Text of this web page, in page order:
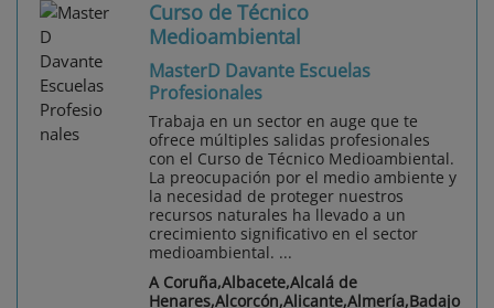
Curso de Técnico
Medioambiental
MasterD Davante Escuelas
Profesionales
Trabaja en un sector en auge que te
ofrece múltiples salidas profesionales
con el Curso de Técnico Medioambiental.
La preocupación por el medio ambiente y
la necesidad de proteger nuestros
recursos naturales ha llevado a un
crecimiento significativo en el sector
medioambiental. ...
A Coruña,Albacete,Alcalá de
Henares,Alcorcón,Alicante,Almería,Badajo